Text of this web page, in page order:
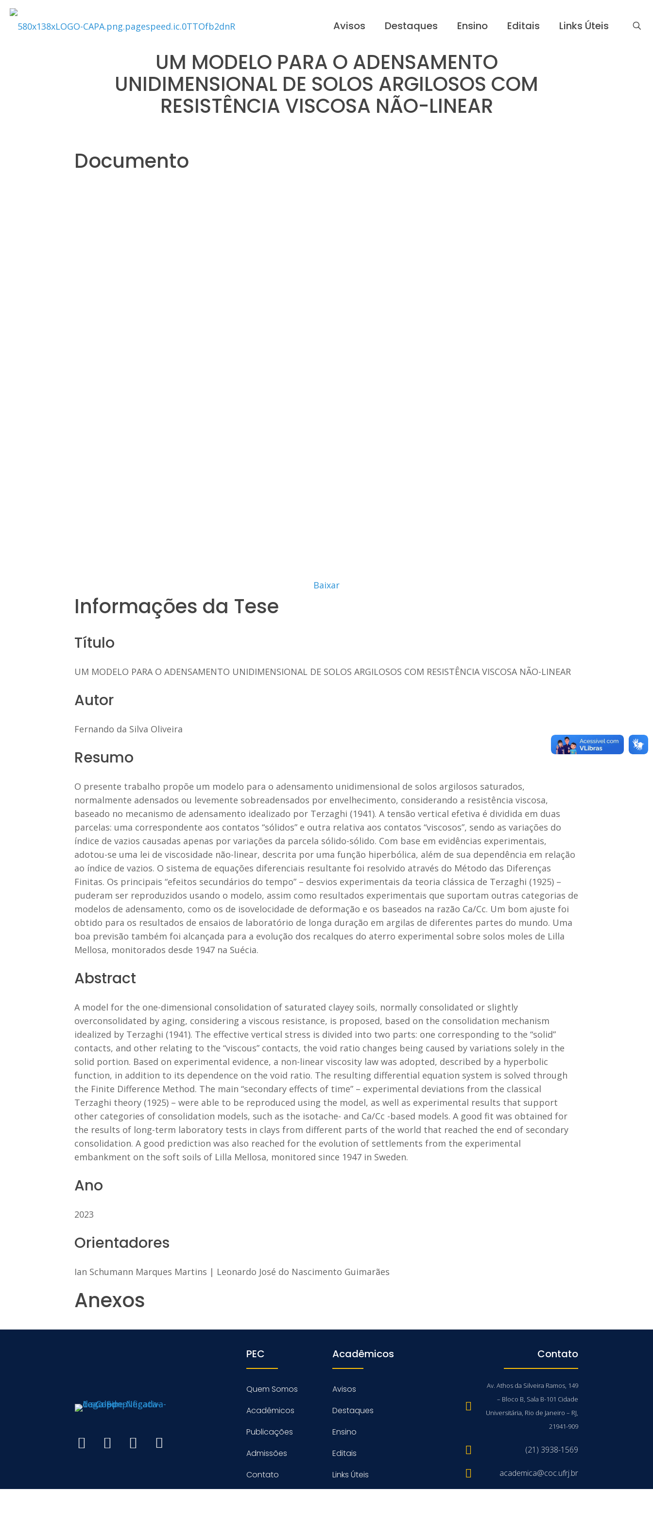
Avisos Destaques Ensino Editais Links Úteis
UM MODELO PARA O ADENSAMENTO
UNIDIMENSIONAL DE SOLOS ARGILOSOS COM
RESISTÊNCIA VISCOSA NÃO-LINEAR
Documento
Baixar
Informações da Tese
Título
UM MODELO PARA O ADENSAMENTO UNIDIMENSIONAL DE SOLOS ARGILOSOS COM RESISTÊNCIA VISCOSA NÃO-LINEAR
Autor
Fernando da Silva Oliveira
Resumo
O presente trabalho propõe um modelo para o adensamento unidimensional de solos argilosos saturados,
normalmente adensados ou levemente sobreadensados por envelhecimento, considerando a resistência viscosa,
baseado no mecanismo de adensamento idealizado por Terzaghi (1941). A tensão vertical efetiva é dividida em duas
parcelas: uma correspondente aos contatos “sólidos” e outra relativa aos contatos “viscosos”, sendo as variações do
índice de vazios causadas apenas por variações da parcela sólido-sólido. Com base em evidências experimentais,
adotou-se uma lei de viscosidade não-linear, descrita por uma função hiperbólica, além de sua dependência em relação
ao índice de vazios. O sistema de equações diferenciais resultante foi resolvido através do Método das Diferenças
Finitas. Os principais “efeitos secundários do tempo” – desvios experimentais da teoria clássica de Terzaghi (1925) –
puderam ser reproduzidos usando o modelo, assim como resultados experimentais que suportam outras categorias de
modelos de adensamento, como os de isovelocidade de deformação e os baseados na razão Ca/Cc. Um bom ajuste foi
obtido para os resultados de ensaios de laboratório de longa duração em argilas de diferentes partes do mundo. Uma
boa previsão também foi alcançada para a evolução dos recalques do aterro experimental sobre solos moles de Lilla
Mellosa, monitorados desde 1947 na Suécia.
Abstract
A model for the one-dimensional consolidation of saturated clayey soils, normally consolidated or slightly
overconsolidated by aging, considering a viscous resistance, is proposed, based on the consolidation mechanism
idealized by Terzaghi (1941). The effective vertical stress is divided into two parts: one corresponding to the “solid”
contacts, and other relating to the “viscous” contacts, the void ratio changes being caused by variations solely in the
solid portion. Based on experimental evidence, a non-linear viscosity law was adopted, described by a hyperbolic
function, in addition to its dependence on the void ratio. The resulting differential equation system is solved through
the Finite Difference Method. The main “secondary effects of time” – experimental deviations from the classical
Terzaghi theory (1925) – were able to be reproduced using the model, as well as experimental results that support
other categories of consolidation models, such as the isotache- and Ca/Cc -based models. A good fit was obtained for
the results of long-term laboratory tests in clays from different parts of the world that reached the end of secondary
consolidation. A good prediction was also reached for the evolution of settlements from the experimental
embankment on the soft soils of Lilla Mellosa, monitored since 1947 in Sweden.
Ano
2023
Orientadores
Ian Schumann Marques Martins | Leonardo José do Nascimento Guimarães
Anexos
PEC
Quem Somos
Acadêmicos
Publicações
Admissões
Contato
Acadêmicos
Avisos
Destaques
Ensino
Editais
Links Úteis
Contato
Av. Athos da Silveira Ramos, 149
– Bloco B, Sala B-101 Cidade
Universitária, Rio de Janeiro – RJ,
21941-909
(21) 3938-1569
academica@coc.ufrj.br